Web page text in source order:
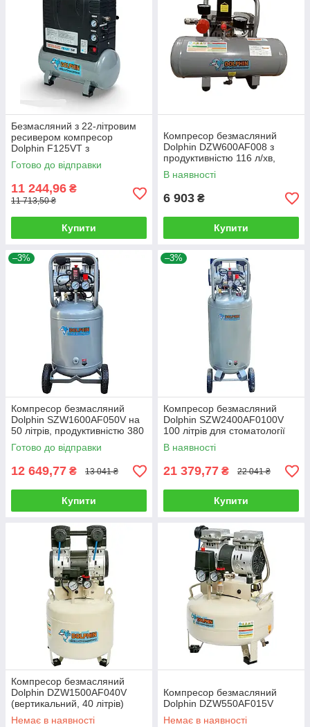
Безмасляний з 22-літровим
ресивером компресор
Dolphin F125VT з
асинхронним двигуном
продуктивністю 215/95 л/хв.
Готово до відправки
11 244,96 ₴
11 713,50 ₴
Купити
Компресор безмасляний
Dolphin DZW600AF008 з
продуктивністю 116 л/хв,
ресивером на 8 літрів
В наявності
6 903 ₴
Купити
–3%
Компресор безмасляний
Dolphin SZW1600AF050V на
50 літрів, продуктивністю 380
л/хв.
Готово до відправки
12 649,77 ₴ 13 041 ₴
Купити
–3%
Компресор безмасляний
Dolphin SZW2400AF0100V
100 літрів для стоматології
продуктивністю 530/300 л/хв
В наявності
21 379,77 ₴ 22 041 ₴
Купити
Компресор безмасляний
Dolphin DZW1500AF040V
(вертикальний, 40 літрів)
Немає в наявності
Компресор безмасляний
Dolphin DZW550AF015V
Немає в наявності